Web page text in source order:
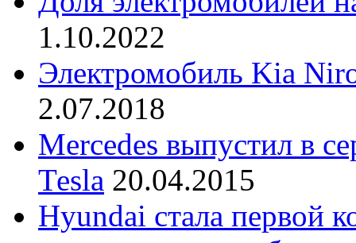
1.10.2022
Электромобиль Kia
2.07.2018
Mercedes выпустил в
Теsla 20.04.2015
Hyundai стала первой